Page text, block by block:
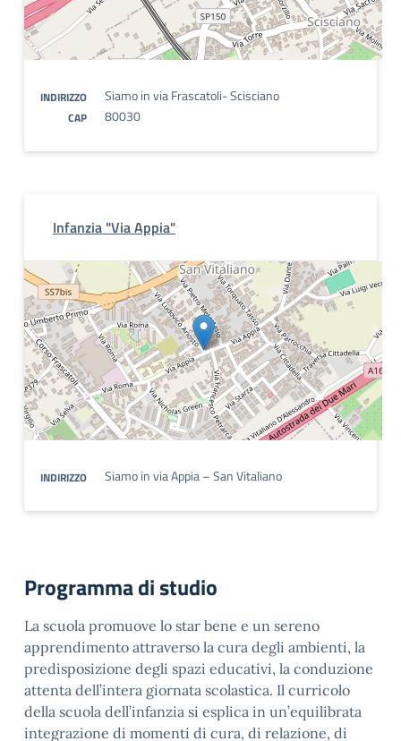
INDIRIZZO Siamo in via Frascatoli- Scisciano
CAP 80030
Infanzia "Via Appia"
INDIRIZZO Siamo in via Appia – San Vitaliano
Programma di studio
La scuola promuove lo star bene e un sereno
apprendimento attraverso la cura degli ambienti, la
predisposizione degli spazi educativi, la conduzione
attenta dell’intera giornata scolastica. Il curricolo
della scuola dell’infanzia si esplica in un’equilibrata
integrazione di momenti di cura, di relazione, di